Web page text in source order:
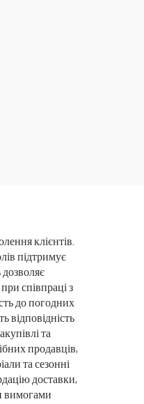
клієнтів.
підтримує
дозволяє
співпраці з
до погодних
відповідність
та
продавців,
та сезонні
доставки,
вимогами